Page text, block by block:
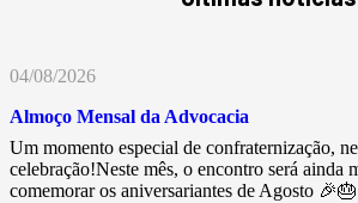
04/08/2026
Almoço Mensal da Advocacia
Um momento especial de confraternização,
celebração!Neste mês, o encontro será ainda
comemorar os aniversariantes de Agosto